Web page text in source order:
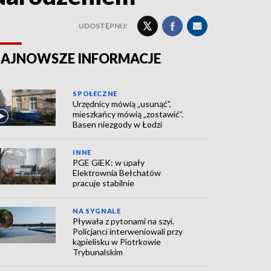
UDOSTĘPNIJ:
INFORMACJE
SPOŁECZNE
Urzędnicy mówią „usunąć”,
mieszkańcy mówią „zostawić”.
Basen niezgody w Łodzi
INNE
PGE GiEK: w upały
Elektrownia Bełchatów
pracuje stabilnie
NA SYGNALE
Pływała z pytonami na szyi.
Policjanci interweniowali przy
kąpielisku w Piotrkowie
Trybunalskim